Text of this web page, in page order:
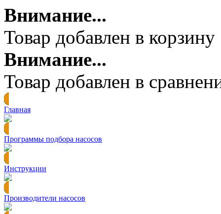
Внимание...
Товар добавлен в корзину
Внимание...
Товар добавлен в
Главная
Программы подбора насосов
Инструкции
Производители насосов